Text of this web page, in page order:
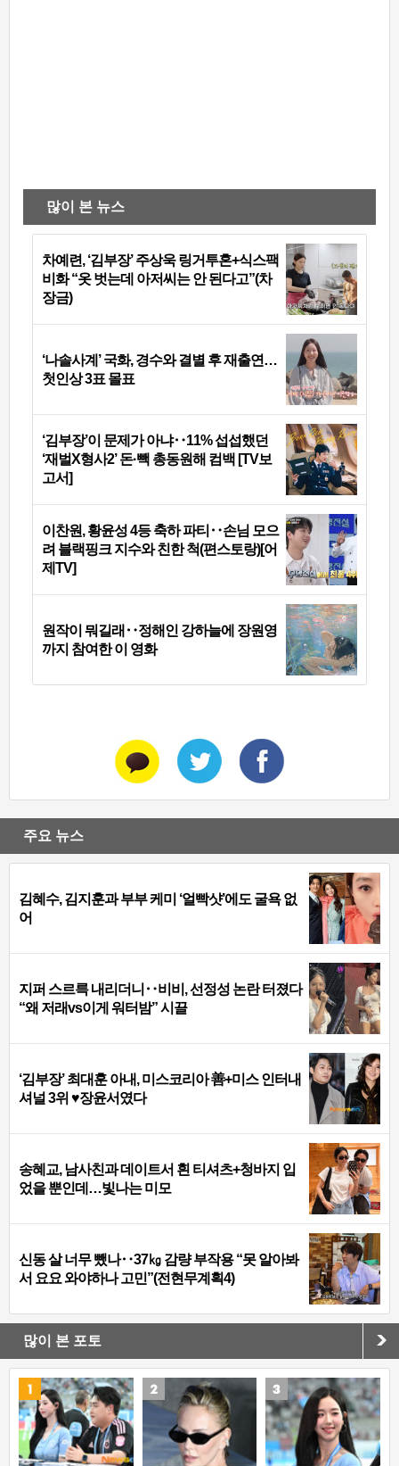
많이 본 뉴스
차예련, ‘김부장’ 주상욱 링거투혼+식스팩
비화 “옷 벗는데 아저씨는 안 된다고”(차
장금)
‘나솔사계’ 국화, 경수와 결별 후 재출연…
첫인상 3표 몰표
‘김부장’이 문제가 아냐‥11% 섭섭했던
‘재벌X형사2’ 돈·빽 총동원해 컴백 [TV보
고서]
이찬원, 황윤성 4등 축하 파티‥손님 모으
려 블랙핑크 지수와 친한 척(편스토랑)[어
제TV]
원작이 뭐길래‥정해인 강하늘에 장원영
까지 참여한 이 영화
주요 뉴스
김혜수, 김지훈과 부부 케미 ‘얼빡샷’에도 굴욕 없
어
지퍼 스르륵 내리더니‥비비, 선정성 논란 터졌다
“왜 저래vs이게 워터밤” 시끌
‘김부장’ 최대훈 아내, 미스코리아 善+미스 인터내
셔널 3위 ♥장윤서였다
송혜교, 남사친과 데이트서 흰 티셔츠+청바지 입
었을 뿐인데…빛나는 미모
신동 살 너무 뺐나‥37㎏ 감량 부작용 “못 알아봐
서 요요 와야하나 고민”(전현무계획4)
많이 본 포토